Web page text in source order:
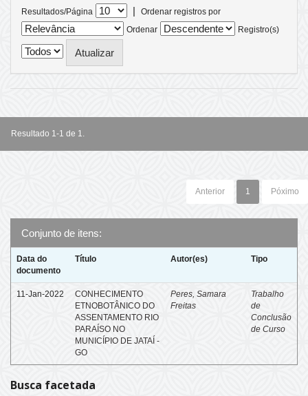
Resultados/Página |
Ordenar registros por
Ordenar
Registro(s)
Resultado 1-1 de 1.
Anterior 1 Póximo
Conjunto de itens:
Data do
documento
Título Autor(es) Tipo
11-Jan-2022
CONHECIMENTO
ETNOBOTÂNICO DO
ASSENTAMENTO RIO
PARAÍSO NO
MUNICÍPIO DE JATAÍ -
GO
Peres, Samara
Freitas
Trabalho
de
Conclusão
de Curso
Busca facetada